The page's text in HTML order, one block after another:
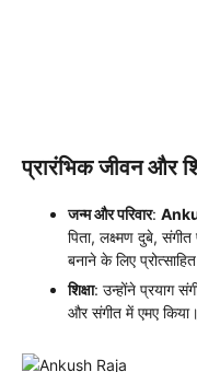
प्रारंभिक जीवन और
जन्म और परिवार:
पिता, लक्ष्मण दुबे,
बनाने के लिए
शिक्षा: उन्होंने प्रयाग
और संगीत में एमए किया।